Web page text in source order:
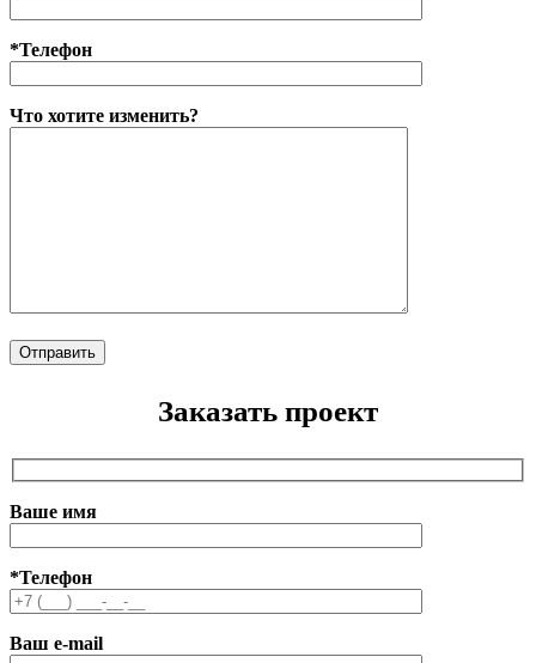
*Телефон
Что хотите изменить?
Заказать проект
Ваше имя
*Телефон
Ваш e-mail